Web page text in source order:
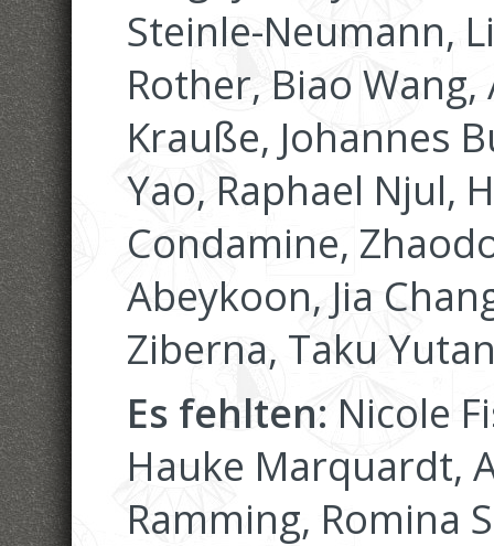
Steinle-Neumann,
Rother, Biao
Krauße, Johannes
Yao, Raphael Njul,
Condamine,
Abeykoon, Jia
Ziberna, Taku
Es fehlten: Nicole
Hauke Marquardt,
Ramming, Romina